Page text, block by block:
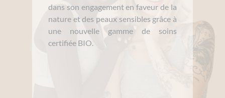
dans son engagement en faveur de la
nature et des peaux sensibles grâce à
une nouvelle gamme de soins
certifiée BIO.